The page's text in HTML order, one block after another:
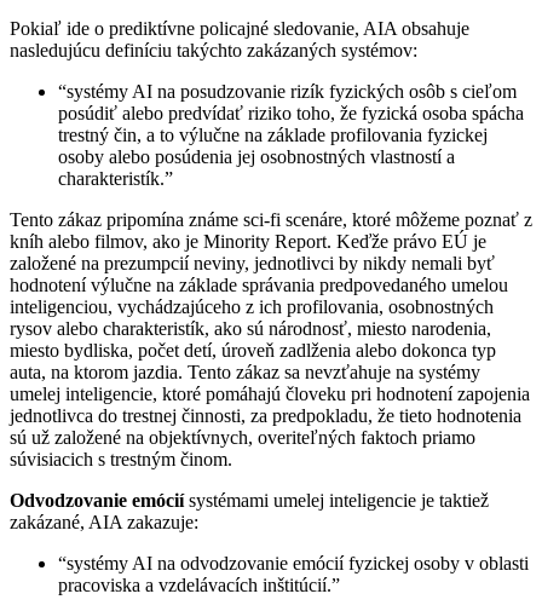
Pokiaľ ide o prediktívne policajné sledovanie, AIA obsahuje
nasledujúcu definíciu takýchto zakázaných systémov:
“systémy AI na posudzovanie rizík fyzických osôb s cieľom
posúdiť alebo predvídať riziko toho, že fyzická osoba spácha
trestný čin, a to výlučne na základe profilovania fyzickej
osoby alebo posúdenia jej osobnostných vlastností a
charakteristík.”
Tento zákaz pripomína známe sci-fi scenáre, ktoré môžeme poznať z
kníh alebo filmov, ako je Minority Report. Keďže právo EÚ je
založené na prezumpcií neviny, jednotlivci by nikdy nemali byť
hodnotení výlučne na základe správania predpovedaného umelou
inteligenciou, vychádzajúceho z ich profilovania, osobnostných
rysov alebo charakteristík, ako sú národnosť, miesto narodenia,
miesto bydliska, počet detí, úroveň zadlženia alebo dokonca typ
auta, na ktorom jazdia. Tento zákaz sa nevzťahuje na systémy
umelej inteligencie, ktoré pomáhajú človeku pri hodnotení zapojenia
jednotlivca do trestnej činnosti, za predpokladu, že tieto hodnotenia
sú už založené na objektívnych, overiteľných faktoch priamo
súvisiacich s trestným činom.
Odvodzovanie emóciísystémami umelej inteligencie je taktiež
zakázané, AIA zakazuje:
“systémy AI na odvodzovanie emócií fyzickej osoby v oblasti
pracoviska a vzdelávacích inštitúcií.”